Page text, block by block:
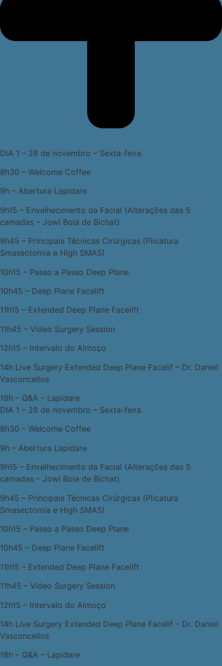
DIA 1 – 28 de novembro – Sexta-feira
8h30 – Welcome Coffee
9h – Abertura Lapidare
9h15 – Envelhecimento da Facial (Alterações das 5
camadas – Jowl Bola de Bichat)
9h45 – Principais Técnicas Cirúrgicas (Plicatura
Smasectomia e High SMAS)
10h15 – Passo a Passo Deep Plane
10h45 – Deep Plane Facelift
11h15 – Extended Deep Plane Facelift
11h45 – Video Surgery Session
12h15 – Intervalo do Almoço
14h Live Surgery Extended Deep Plane Facelif – Dr. Daniel
Vasconcellos
18h – Q&A – Lapidare
DIA 1 – 28 de novembro – Sexta-feira
8h30 – Welcome Coffee
9h – Abertura Lapidare
9h15 – Envelhecimento da Facial (Alterações das 5
camadas – Jowl Bola de Bichat)
9h45 – Principais Técnicas Cirúrgicas (Plicatura
Smasectomia e High SMAS)
10h15 – Passo a Passo Deep Plane
10h45 – Deep Plane Facelift
11h15 – Extended Deep Plane Facelift
11h45 – Video Surgery Session
12h15 – Intervalo do Almoço
14h Live Surgery Extended Deep Plane Facelif – Dr. Daniel
Vasconcellos
18h – Q&A – Lapidare